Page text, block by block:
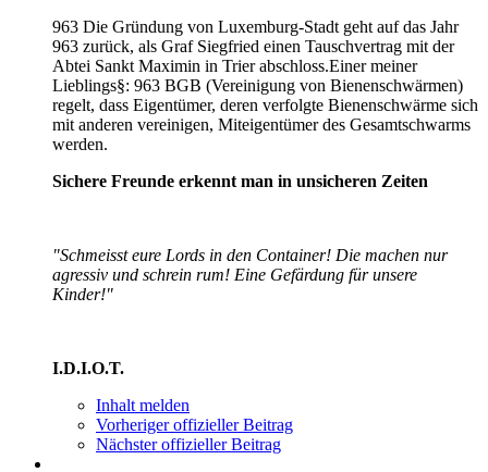
963 Die Gründung von Luxemburg-Stadt geht auf das Jahr
963 zurück, als Graf Siegfried einen Tauschvertrag mit der
Abtei Sankt Maximin in Trier abschloss.Einer meiner
Lieblings§: 963 BGB (Vereinigung von Bienenschwärmen)
regelt, dass Eigentümer, deren verfolgte Bienenschwärme sich
mit anderen vereinigen, Miteigentümer des Gesamtschwarms
werden.
Sichere Freunde erkennt man in unsicheren Zeiten
"Schmeisst eure Lords in den Container! Die machen nur
agressiv und schrein rum! Eine Gefärdung für unsere
Kinder!"
I.D.I.O.T.
Inhalt melden
Vorheriger offizieller Beitrag
Nächster offizieller Beitrag